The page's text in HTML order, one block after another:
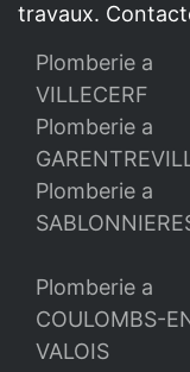
travaux.
Plomberie a
VILLECERF
Plomberie a
Plomberie a
Plomberie a
COULOMBS-
VALOIS